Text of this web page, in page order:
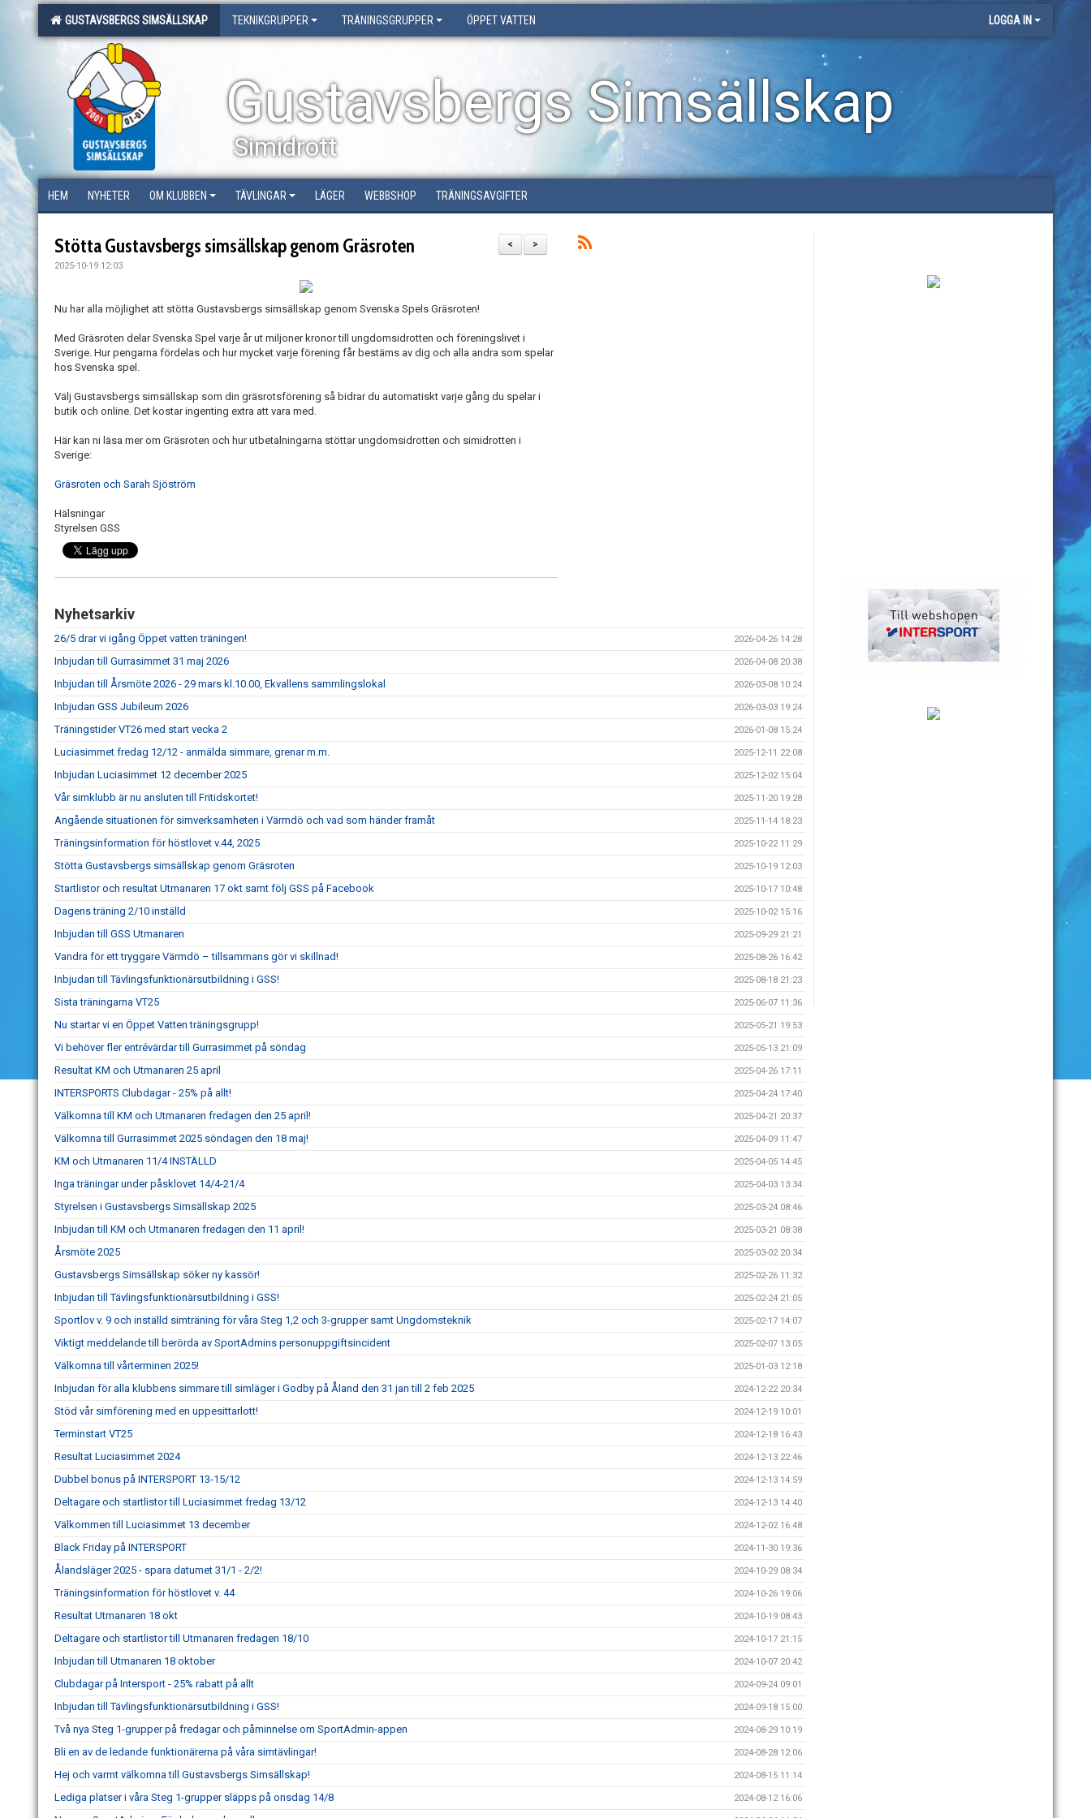
GUSTAVSBERGS SIMSÄLLSKAP TEKNIKGRUPPER TRÄNINGSGRUPPER ÖPPET VATTEN LOGGA IN
Gustavsbergs Simsällskap
Simidrott
HEM NYHETER OM KLUBBEN TÄVLINGAR LÄGER WEBBSHOP TRÄNINGSAVGIFTER
>
<
Stötta Gustavsbergs simsällskap genom Gräsroten
2025-10-19 12:03
Nu har alla möjlighet att stötta Gustavsbergs simsällskap genom Svenska Spels Gräsroten!
Med Gräsroten delar Svenska Spel varje år ut miljoner kronor till ungdomsidrotten och föreningslivet i
Sverige. Hur pengarna fördelas och hur mycket varje förening får bestäms av dig och alla andra som spelar
hos Svenska spel.
Välj Gustavsbergs simsällskap som din gräsrotsförening så bidrar du automatiskt varje gång du spelar i
butik och online. Det kostar ingenting extra att vara med.
Här kan ni läsa mer om Gräsroten och hur utbetalningarna stöttar ungdomsidrotten och simidrotten i
Sverige:
Gräsroten och Sarah Sjöström
Hälsningar
Styrelsen GSS
Nyhetsarkiv
26/5 drar vi igång Öppet vatten träningen! 2026-04-26 14:28
Inbjudan till Gurrasimmet 31 maj 2026 2026-04-08 20:38
Inbjudan till Årsmöte 2026 - 29 mars kl.10.00, Ekvallens sammlingslokal 2026-03-08 10:24
Inbjudan GSS Jubileum 2026 2026-03-03 19:24
Träningstider VT26 med start vecka 2 2026-01-08 15:24
Luciasimmet fredag 12/12 - anmälda simmare, grenar m.m. 2025-12-11 22:08
Inbjudan Luciasimmet 12 december 2025 2025-12-02 15:04
Vår simklubb är nu ansluten till Fritidskortet! 2025-11-20 19:28
Angående situationen för simverksamheten i Värmdö och vad som händer framåt 2025-11-14 18:23
Träningsinformation för höstlovet v.44, 2025 2025-10-22 11:29
Stötta Gustavsbergs simsällskap genom Gräsroten 2025-10-19 12:03
Startlistor och resultat Utmanaren 17 okt samt följ GSS på Facebook 2025-10-17 10:48
Dagens träning 2/10 inställd 2025-10-02 15:16
Inbjudan till GSS Utmanaren 2025-09-29 21:21
Vandra för ett tryggare Värmdö – tillsammans gör vi skillnad! 2025-08-26 16:42
Inbjudan till Tävlingsfunktionärsutbildning i GSS! 2025-08-18 21:23
Sista träningarna VT25 2025-06-07 11:36
Nu startar vi en Öppet Vatten träningsgrupp! 2025-05-21 19:53
Vi behöver fler entrévärdar till Gurrasimmet på söndag 2025-05-13 21:09
Resultat KM och Utmanaren 25 april 2025-04-26 17:11
INTERSPORTS Clubdagar - 25% på allt! 2025-04-24 17:40
Välkomna till KM och Utmanaren fredagen den 25 april! 2025-04-21 20:37
Välkomna till Gurrasimmet 2025 söndagen den 18 maj! 2025-04-09 11:47
KM och Utmanaren 11/4 INSTÄLLD 2025-04-05 14:45
Inga träningar under påsklovet 14/4-21/4 2025-04-03 13:34
Styrelsen i Gustavsbergs Simsällskap 2025 2025-03-24 08:46
Inbjudan till KM och Utmanaren fredagen den 11 april! 2025-03-21 08:38
Årsmöte 2025 2025-03-02 20:34
Gustavsbergs Simsällskap söker ny kassör! 2025-02-26 11:32
Inbjudan till Tävlingsfunktionärsutbildning i GSS! 2025-02-24 21:05
Sportlov v. 9 och inställd simträning för våra Steg 1,2 och 3-grupper samt Ungdomsteknik 2025-02-17 14:07
Viktigt meddelande till berörda av SportAdmins personuppgiftsincident 2025-02-07 13:05
Välkomna till vårterminen 2025! 2025-01-03 12:18
Inbjudan för alla klubbens simmare till simläger i Godby på Åland den 31 jan till 2 feb 2025 2024-12-22 20:34
Stöd vår simförening med en uppesittarlott! 2024-12-19 10:01
Terminstart VT25 2024-12-18 16:43
Resultat Luciasimmet 2024 2024-12-13 22:46
Dubbel bonus på INTERSPORT 13-15/12 2024-12-13 14:59
Deltagare och startlistor till Luciasimmet fredag 13/12 2024-12-13 14:40
Välkommen till Luciasimmet 13 december 2024-12-02 16:48
Black Friday på INTERSPORT 2024-11-30 19:36
Ålandsläger 2025 - spara datumet 31/1 - 2/2! 2024-10-29 08:34
Träningsinformation för höstlovet v. 44 2024-10-26 19:06
Resultat Utmanaren 18 okt 2024-10-19 08:43
Deltagare och startlistor till Utmanaren fredagen 18/10 2024-10-17 21:15
Inbjudan till Utmanaren 18 oktober 2024-10-07 20:42
Clubdagar på Intersport - 25% rabatt på allt 2024-09-24 09:01
Inbjudan till Tävlingsfunktionärsutbildning i GSS! 2024-09-18 15:00
Två nya Steg 1-grupper på fredagar och påminnelse om SportAdmin-appen 2024-08-29 10:19
Bli en av de ledande funktionärerna på våra simtävlingar! 2024-08-28 12:06
Hej och varmt välkomna till Gustavsbergs Simsällskap! 2024-08-15 11:14
Lediga platser i våra Steg 1-grupper släpps på onsdag 14/8 2024-08-12 16:06